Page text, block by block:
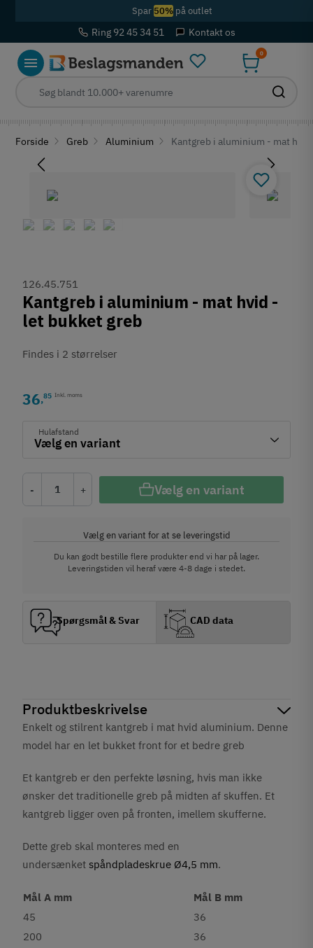
Spar 50%på outlet
Ring 92 45 34 51 Kontakt os
0
Forside Greb Aluminium Kantgreb i aluminium - mat
Produktbeskrivelse
Enkelt og stilrent kantgreb i mat hvid aluminium. Denne
model har en let bukket front for et bedre greb
Et kantgreb er den perfekte løsning, hvis man ikke
ønsker det traditionelle greb på midten af skuffen. Et
kantgreb ligger oven på fronten, imellem skufferne.
Dette greb skal monteres med en
undersænketspåndpladeskrue Ø4,5 mm.
Mål A mm
Mål B mm
45
36
200
36
126.45.751
Kantgreb i aluminium - mat hvid -
let bukket greb
Findes i 2 størrelser
36,85 Inkl. moms
Hulafstand
- + Vælg en variant
Vælg en variant for at se leveringstid
Du kan godt bestille flere produkter end vi har på lager.
Leveringstiden vil heraf være 4-8 dage i stedet.
Spørgsmål & Svar CAD data